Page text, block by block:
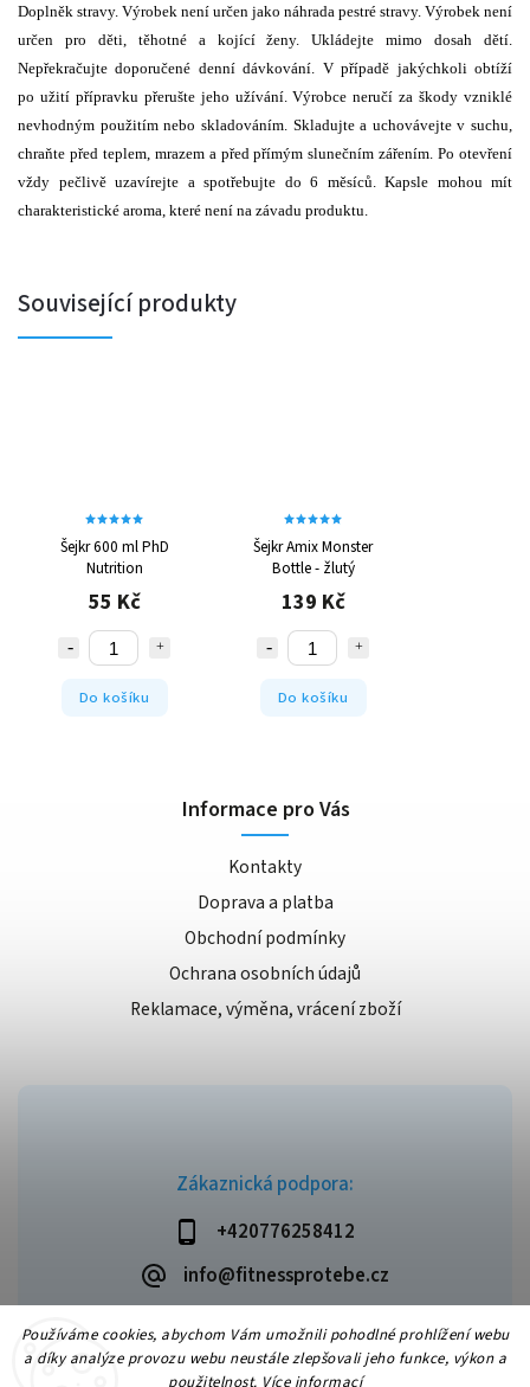
Používáme cookies, abychom Vám umožnili pohodlné prohlížení webu
a díky analýze provozu webu neustále zlepšovali jeho funkce, výkon a
použitelnost. Více informací
Doplněk stravy. Výrobek není určen jako náhrada pestré stravy. Výrobek není
určen pro děti, těhotné a kojící ženy. Ukládejte mimo dosah dětí.
Nepřekračujte doporučené denní dávkování. V případě jakýchkoli obtíží
po užití přípravku přerušte jeho užívání. Výrobce neručí za škody vzniklé
nevhodným použitím nebo skladováním. Skladujte a uchovávejte v suchu,
chraňte před teplem, mrazem a před přímým slunečním zářením. Po otevření
vždy pečlivě uzavírejte a spotřebujte do 6 měsíců. Kapsle mohou mít
charakteristické aroma, které není na závadu produktu.
Související produkty
Šejkr 600 ml PhD
Nutrition
55 Kč
Do košíku
Šejkr Amix Monster
Bottle - žlutý
139 Kč
Do košíku
Zákaznická podpora:
+420776258412
info@fitnessprotebe.cz
Informace pro Vás
Kontakty
Doprava a platba
Obchodní podmínky
Ochrana osobních údajů
Reklamace, výměna, vrácení zboží